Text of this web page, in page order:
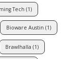
Tech (1)
Bioware Austin (1)
Brawlhalla (1)